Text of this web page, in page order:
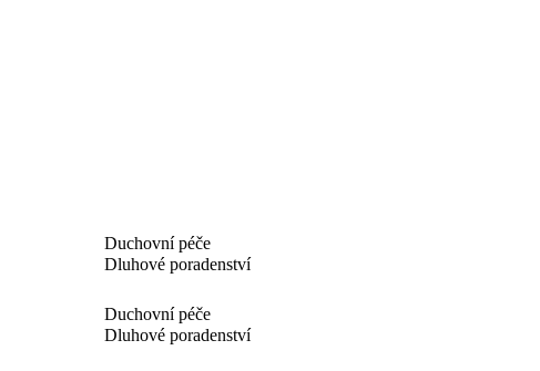
Duchovní péče
Dluhové poradenství
Duchovní péče
Dluhové poradenství